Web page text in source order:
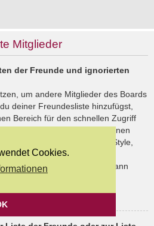
Cookies.
Mitglieder
der Freunde und ignorierten
um andere Mitglieder des Boards
deiner Freundesliste hinzufügst,
Bereich für den schnellen Zugriff
Onlinestatus und kannst ihnen
senden. Abhängig von dem Style,
deiner Freunde auch
einen Benutzer ignorierst, dann